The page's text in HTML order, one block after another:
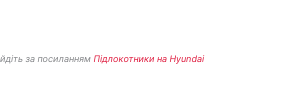
за посиланням Підлокотники на Hyundai